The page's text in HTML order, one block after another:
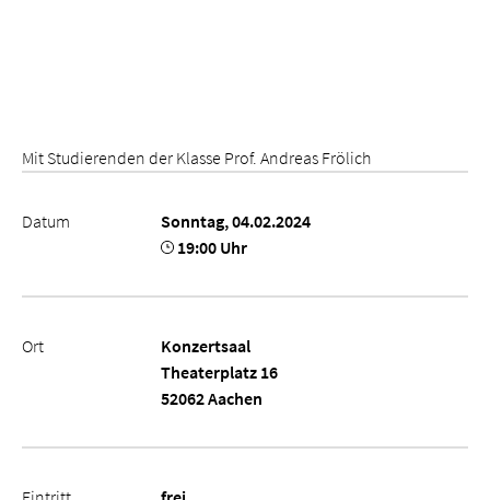
Mit Studierenden der Klasse Prof. Andreas Frölich
Datum
Sonntag, 04.02.2024
19:00 Uhr
Ort
Konzertsaal
Theaterplatz 16
52062 Aachen